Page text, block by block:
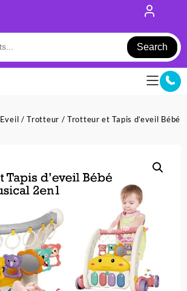
Search
Eveil /Trotteur / Trotteur et Tapis d’eveil Bébé